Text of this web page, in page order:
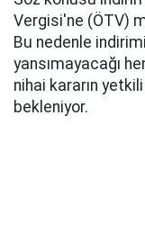
Vergisi'ne (ÖTV)
Bu nedenle
yansımayacağı
nihai kararın
bekleniyor.